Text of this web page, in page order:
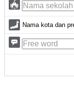
Nama kota dan